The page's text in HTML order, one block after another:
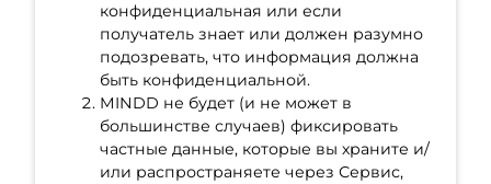
конфиденциальная или если
получатель знает или должен разумно
подозревать, что информация должна
быть конфиденциальной.
MINDD не будет (и не может в
большинстве случаев) фиксировать
частные данные, которые вы храните и/
или распространяете через Сервис,